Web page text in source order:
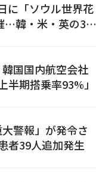
に「ソウル世界花
…韓・米・英の3カ
国国内航空会社
期搭乗率93%」
警報」が発令さ
者39人追加発生